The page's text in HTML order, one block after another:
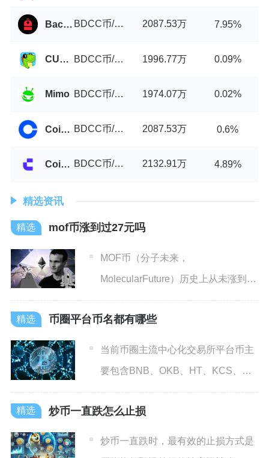
Backpack BDCC币/USDT 2087.53万 7.95%
CUBISwap BDCC币/USDT 1996.77万 0.09%
Mimo BDCC币/USDT 1974.07万 0.02%
Coinbase BDCC币/USDT 2087.53万 0.6%
Coinw BDCC币/USDT 2132.91万 4.89%
精选资讯
mof币涨到过27元吗
MOF币（分子未来，
MolecularFuture）历史上从未涨到过
27元，根据币圈子、C
币圈平台币名都有哪些
当前币圈主流中心化交易所平台币主
要包含BNB、OKB、HT、KCS、
GT、MX、BGB、C
炒币一直跌怎么止损
炒币一直跌时，最有效的止损方式是